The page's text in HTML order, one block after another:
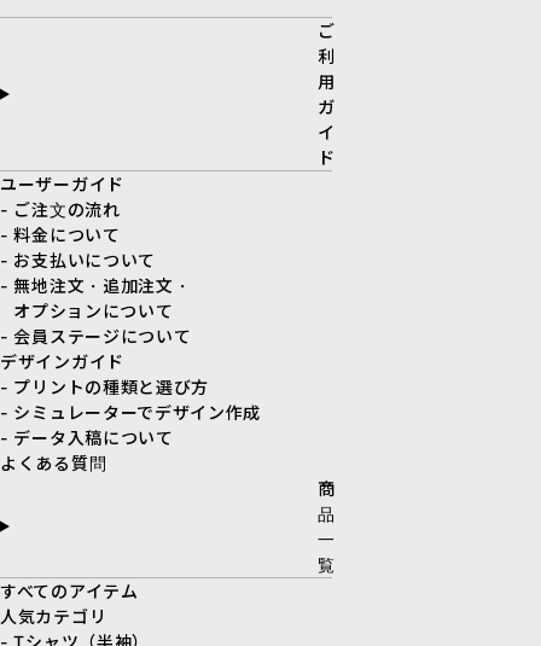
ご
利
用
ガ
イ
ド
ユーザーガイド
- ご注文の流れ
- 料金について
- お支払いについて
- 無地注文・追加注文・
オプションについて
- 会員ステージについて
デザインガイド
- プリントの種類と選び方
- シミュレーターでデザイン作成
- データ入稿について
よくある質問
商
品
一
覧
すべてのアイテム
人気カテゴリ
- Tシャツ（半袖）